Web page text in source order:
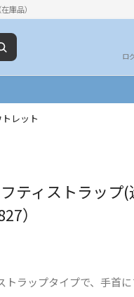
庫品）
ロ
レット
ティストラップ
）
ラップタイプで、手首に